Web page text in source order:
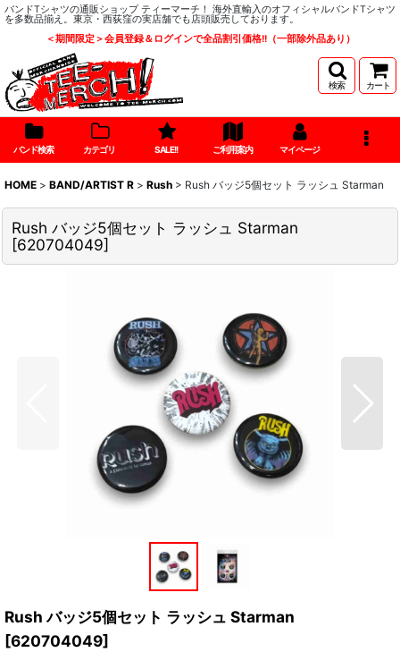
バンドTシャツの通販ショップ ティーマーチ！ 海外直輸入のオフィシャルバンドTシャツ
を多数品揃え。東京・西荻窪の実店舗でも店頭販売しております。
＜期間限定＞会員登録＆ログインで全品割引価格!!（一部除外品あり）
検索 カート
バンド検索 カテゴリ SALE!! ご利用案内 マイページ
HOME > BAND/ARTIST R > Rush > Rush バッジ5個セット ラッシュ Starman
Rush バッジ5個セット ラッシュ Starman
[620704049]
Rush バッジ5個セット ラッシュ Starman
[620704049]